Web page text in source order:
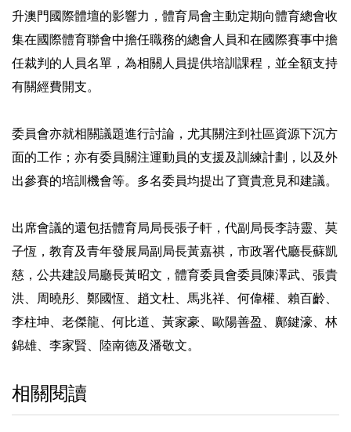
升澳門國際體壇的影響力，體育局會主動定期向體育總會收
集在國際體育聯會中擔任職務的總會人員和在國際賽事中擔
任裁判的人員名單，為相關人員提供培訓課程，並全額支持
有關經費開支。
委員會亦就相關議題進行討論，尤其關注到社區資源下沉方
面的工作；亦有委員關注運動員的支援及訓練計劃，以及外
出參賽的培訓機會等。多名委員均提出了寶貴意見和建議。
出席會議的還包括體育局局長張子軒，代副局長李詩靈、莫
子恆，教育及青年發展局副局長黃嘉祺，市政署代廳長蘇凱
慈，公共建設局廳長黃昭文，體育委員會委員陳澤武、張貴
洪、周曉彤、鄭國恆、趙文杜、馬兆祥、何偉權、賴百齡、
李柱坤、老傑龍、何比道、黃家豪、歐陽善盈、鄺鍵濠、林
錦雄、李家賢、陸南德及潘敬文。
相關閱讀